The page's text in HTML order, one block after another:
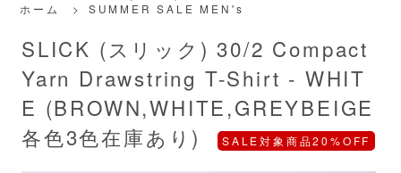
ホーム
> SUMMER SALE MEN's
SLICK (スリック) 30/2 Compact
Yarn Drawstring T-Shirt - WHIT
E (BROWN,WHITE,GREYBEIGE
各色3色在庫あり)
SALE対象商品20%OFF